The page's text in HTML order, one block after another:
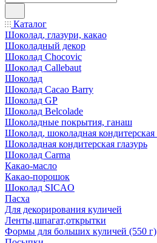
Каталог
Шоколад, глазури, какао
Шоколадный декор
Шоколад Chocovic
Шоколад Callebaut
Шоколад
Шоколад Cacao Barry
Шоколад GP
Шоколад Belcolade
Шоколадные покрытия, ганаш
Шоколад, шоколадная
Шоколадная кондитерская глазурь
Шоколад Carma
Какао-масло
Какао-порошок
Шоколад SICAO
Пасха
Для декорирования куличей
Ленты,шпагат,открытки
Формы для больших куличей (550 г)